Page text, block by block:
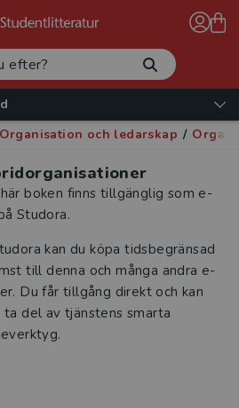
Organisation och ledarskap /
boken finns tillgänglig som e-
Studora.
kan du köpa tidsbegränsad
till denna och många andra e-
Du får tillgång direkt och kan
ta del av tjänstens smarta